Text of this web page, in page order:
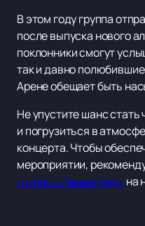
В этом году группа
после выпуска нового
поклонники смогут
так и давно
Арене обещает быть
Не упустите шанс
и погрузиться в
концерта. Чтобы
мероприятии,
группы «Ленинград» на